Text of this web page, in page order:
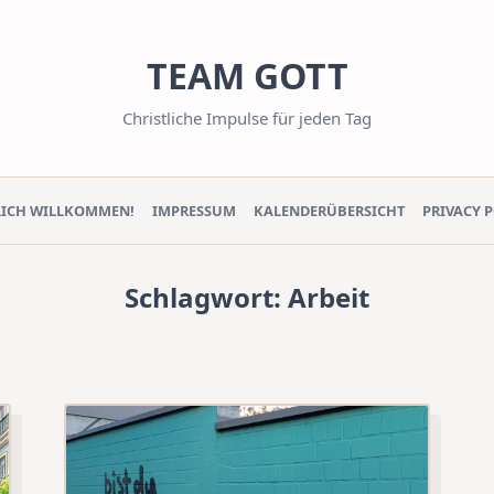
TEAM GOTT
Christliche Impulse für jeden Tag
WILLKOMMEN! IMPRESSUM KALENDERÜBERSICHT PRIVACY
Schlagwort: Arbeit